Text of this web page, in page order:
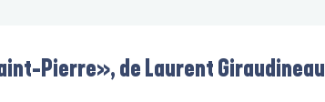
Pierre», de Laurent Giraudineau